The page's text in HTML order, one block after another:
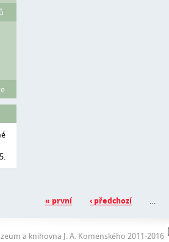
« první ‹ předchozí …
a knihovna J. A. Komenského 2011-2016